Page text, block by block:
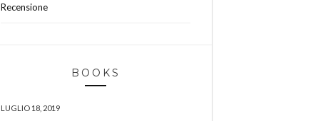
Recensione
BOOKS
LUGLIO 18, 2019